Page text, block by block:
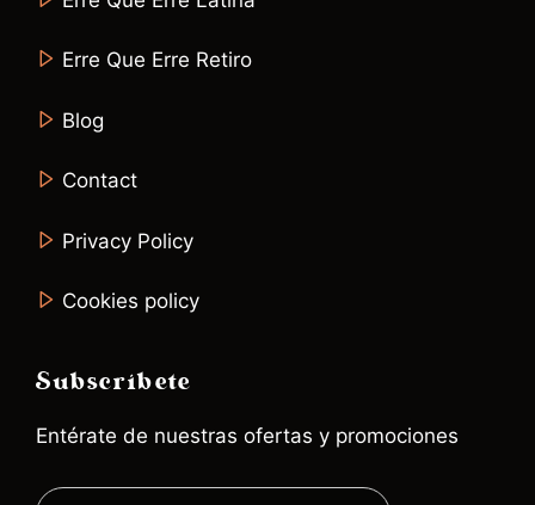
Erre Que Erre Retiro
Blog
Contact
Privacy Policy
Cookies policy
Subscríbete
Entérate de nuestras ofertas y promociones